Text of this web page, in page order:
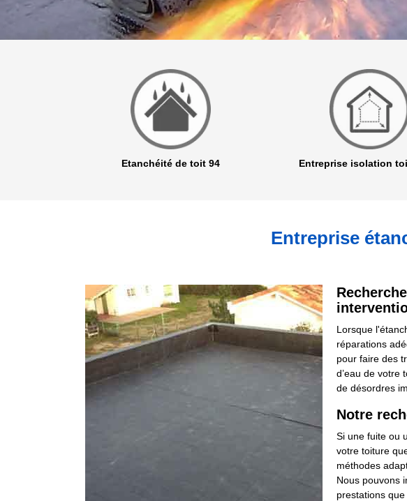
Etanchéité de toit 94 Entreprise isolation
Entreprise
Lorsque
réparations
pour faire des
d’eau de votre
de désordres
Notre
Si une fuite ou
votre toiture
méthodes
Nous pouvons
prestations